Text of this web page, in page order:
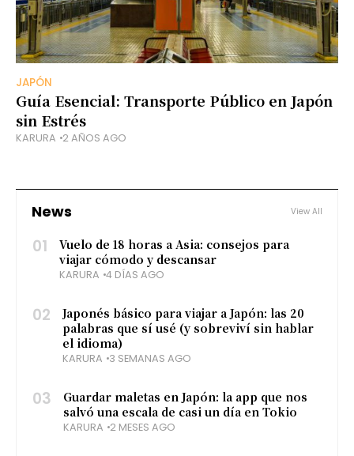
JAPÓN
Guía Esencial: Transporte Público en Japón
sin Estrés
KARURA 2 AÑOS AGO
News View All
01
Vuelo de 18 horas a Asia: consejos para
viajar cómodo y descansar
KARURA 4 DÍAS AGO
02
Japonés básico para viajar a Japón: las 20
palabras que sí usé (y sobreviví sin hablar
el idioma)
KARURA 3 SEMANAS AGO
03
Guardar maletas en Japón: la app que nos
salvó una escala de casi un día en Tokio
KARURA 2 MESES AGO